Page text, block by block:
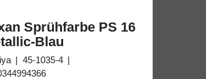
Sprühfarbe PS 16
Blau
45-1035-4